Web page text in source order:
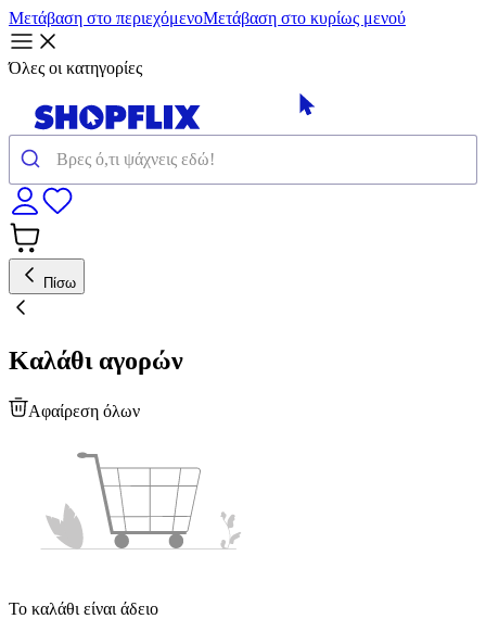
Μετάβαση στο περιεχόμενοΜετάβαση στο κυρίως μενού
Όλες οι κατηγορίες
Πίσω
Καλάθι αγορών
Αφαίρεση όλων
Το καλάθι είναι άδειο